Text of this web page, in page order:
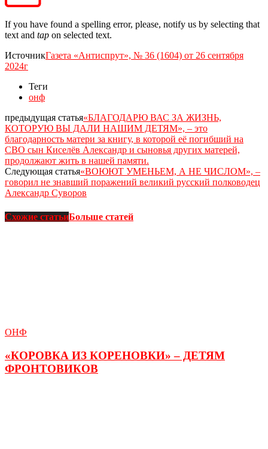
If you have found a spelling error, please, notify us by selecting that
text and tap on selected text.
ИсточникГазета «Антиспрут», № 36 (1604) от 26 сентября
2024г
Теги
онф
предыдущая статья«БЛАГОДАРЮ ВАС ЗА ЖИЗНЬ,
КОТОРУЮ ВЫ ДАЛИ НАШИМ ДЕТЯМ», – это
благодарность матери за книгу, в которой её погибший на
СВО сын Киселёв Александр и сыновья других матерей,
продолжают жить в нашей памяти.
Следующая статья«ВОЮЮТ УМЕНЬЕМ, А НЕ ЧИСЛОМ», –
говорил не знавший поражений великий русский полководец
Александр Суворов
Схожие статьиБольше статей
ОНФ
«КОРОВКА ИЗ КОРЕНОВКИ» – ДЕТЯМ
ФРОНТОВИКОВ